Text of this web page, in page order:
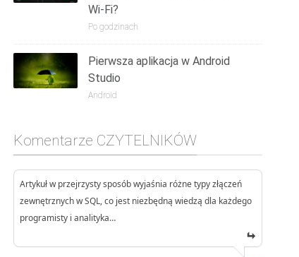
Wi-Fi?
Po godzinach
Pierwsza aplikacja w Android
Studio
Android
Komentarze CZYTELNIKÓW
Artykuł w przejrzysty sposób wyjaśnia różne typy złączeń
zewnętrznych w SQL, co jest niezbędną wiedzą dla każdego
programisty i analityka…